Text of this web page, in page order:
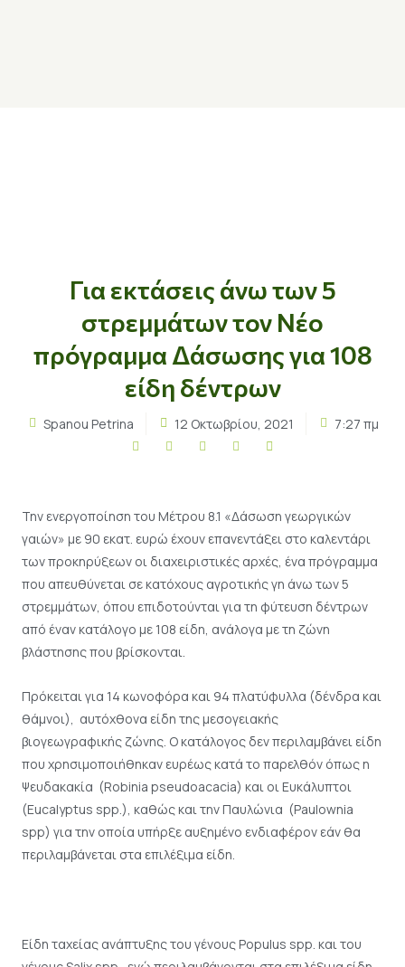
Για εκτάσεις άνω των 5
στρεμμάτων τον Νέο
πρόγραμμα Δάσωσης για 108
είδη δέντρων
Spanou Petrina 12 Οκτωβρίου, 2021 7:27 πμ
Την ενεργοποίηση του Μέτρου 8.1 «Δάσωση γεωργικών
γαιών» µε 90 εκατ. ευρώ έχουν επανεντάξει στο καλεντάρι
των προκηρύξεων οι διαχειριστικές αρχές, ένα πρόγραμμα
που απευθύνεται σε κατόχους αγροτικής γη άνω των 5
στρεμμάτων, όπου επιδοτούνται για τη φύτευση δέντρων
από έναν κατάλογο µε 108 είδη, ανάλογα µε τη ζώνη
βλάστησης που βρίσκονται.
Πρόκειται για 14 κωνοφόρα και 94 πλατύφυλλα (δένδρα και
θάμνοι), αυτόχθονα είδη της μεσογειακής
βιογεωγραφικής ζώνης. Ο κατάλογος δεν περιλαμβάνει είδη
που χρησιμοποιήθηκαν ευρέως κατά το παρελθόν όπως η
Ψευδακακία (Robinia pseudoacacia) και οι Ευκάλυπτοι
(Eucalyptus spp.), καθώς και την Παυλώνια (Paulownia
spp) για την οποία υπήρξε αυξημένο ενδιαφέρον εάν θα
περιλαμβάνεται στα επιλέξιμα είδη.
Είδη ταχείας ανάπτυξης του γένους Populus spp. και του